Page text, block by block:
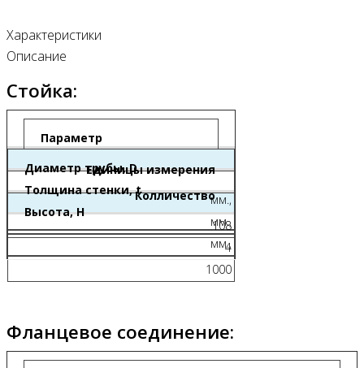
Характеристики
Описание
Стойка:
Параметр
Единицы измерения
Колличество
Диаметр трубы, D
мм.,
108
Толщина стенки, t
мм.,
4
Высота, H
мм.,
1000
Фланцевое соединение: